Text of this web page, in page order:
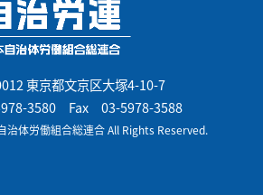
東京都文京区大塚4-10-7
3580Fax 03-5978-3588
治体労働組合総連合 All Rights Reserved.